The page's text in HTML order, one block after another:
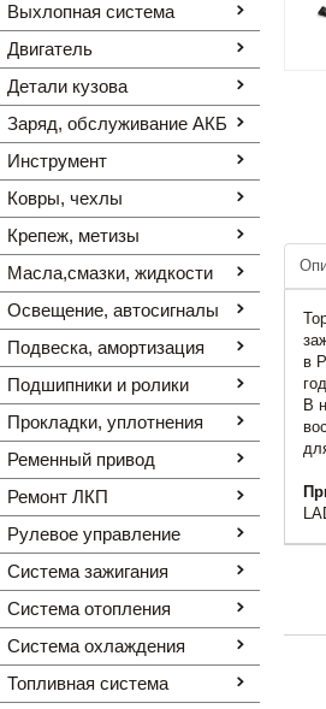
Выхлопная система
Двигатель
Детали кузова
Заряд, обслуживание АКБ
Инструмент
Ковры, чехлы
Крепеж, метизы
Масла,смазки, жидкости
Освещение, автоcигналы
Подвеска, амортизация
Подшипники и ролики
Прокладки, уплотнения
Ременный привод
Ремонт ЛКП
Рулевое управление
Система зажигания
Система отопления
Система охлаждения
Топливная система
в
В